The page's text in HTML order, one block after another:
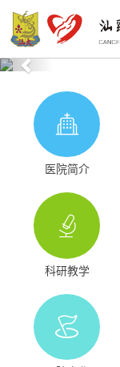
Previous
医院简介
科研教学